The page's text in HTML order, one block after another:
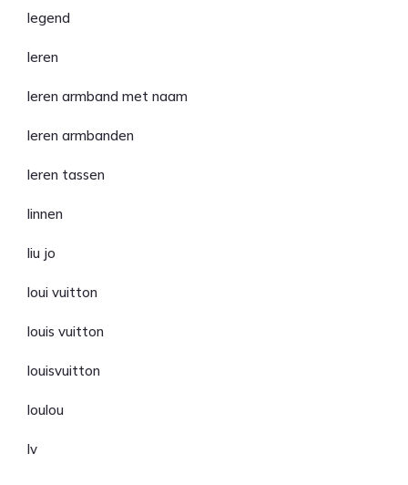
legend
leren
leren armband met naam
leren armbanden
leren tassen
linnen
liu jo
loui vuitton
louis vuitton
louisvuitton
loulou
lv